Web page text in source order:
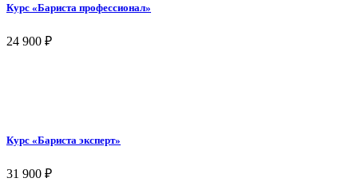
Курс «Бариста профессионал»
24 900 ₽
Курс «Бариста эксперт»
31 900 ₽